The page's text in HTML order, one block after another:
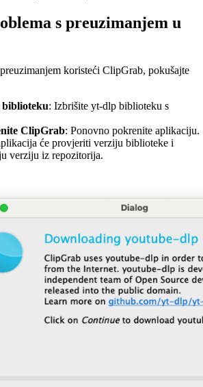
s preuzimanjem u
koristeći ClipGrab, pokušajte
: Izbrišite yt-dlp biblioteku s
ClipGrab: Ponovno pokrenite aplikaciju.
će provjeriti verziju biblioteke i
verziju iz repozitorija.